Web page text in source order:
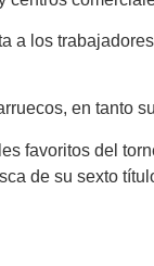
los
en
favoritos del
de su sexto